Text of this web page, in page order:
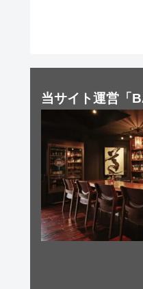
当サイト運営「